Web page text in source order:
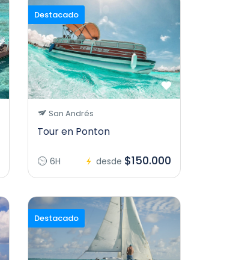
Destacado
San Andrés
Tour en Ponton
6H desde $150.000
Destacado